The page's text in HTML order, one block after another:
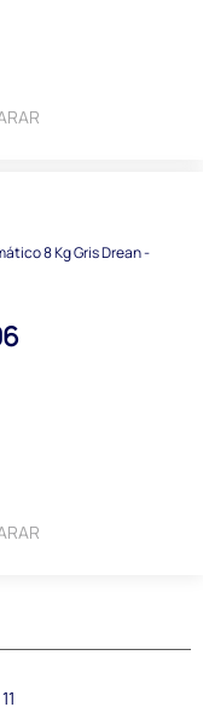
8 Kg Gris Drean -